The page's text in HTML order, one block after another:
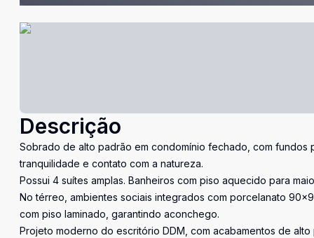
Descrição
Sobrado de alto padrão em condomínio fechado, com fundos
tranquilidade e contato com a natureza.
Possui 4 suítes amplas. Banheiros com piso aquecido para
No térreo, ambientes sociais integrados com porcelanato
com piso laminado, garantindo aconchego.
Projeto moderno do escritório DDM, com acabamentos de